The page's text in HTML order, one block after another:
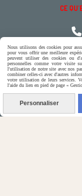
CE

N'hésitez
Nous utilisons des cookies pour
pour vous offrir une meilleure
peuvent utiliser des cookies ou
personnelles comme votre visite
l'utilisation de notre site avec nos
combiner celles-ci avec d'autres
votre utilisation de leurs services.
l'aide du lien en pied de page «
Personnaliser